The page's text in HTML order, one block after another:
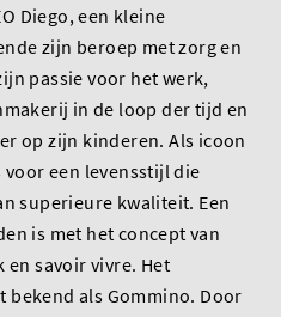
Diego, een kleine
zijn beroep met zorg en
passie voor het werk,
in de loop der tijd en
op zijn kinderen. Als icoon
voor een levensstijl die
superieure kwaliteit. Een
is met het concept van
en savoir vivre. Het
bekend als Gommino. Door